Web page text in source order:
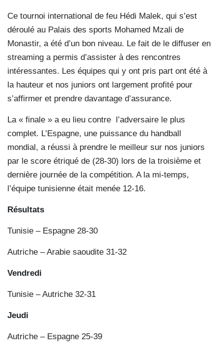
Ce tournoi international de feu Hédi Malek, qui s’est
déroulé au Palais des sports Mohamed Mzali de
Monastir, a été d’un bon niveau. Le fait de le diffuser en
streaming a permis d’assister à des rencontres
intéressantes. Les équipes qui y ont pris part ont été à
la hauteur et nos juniors ont largement profité pour
s’affirmer et prendre davantage d’assurance.
La « finale » a eu lieu contre l’adversaire le plus
complet. L’Espagne, une puissance du handball
mondial, a réussi à prendre le meilleur sur nos juniors
par le score étriqué de (28-30) lors de la troisième et
dernière journée de la compétition. A la mi-temps,
l’équipe tunisienne était menée 12-16.
Résultats
Tunisie – Espagne 28-30
Autriche – Arabie saoudite 31-32
Vendredi
Tunisie – Autriche 32-31
Jeudi
Autriche – Espagne 25-39